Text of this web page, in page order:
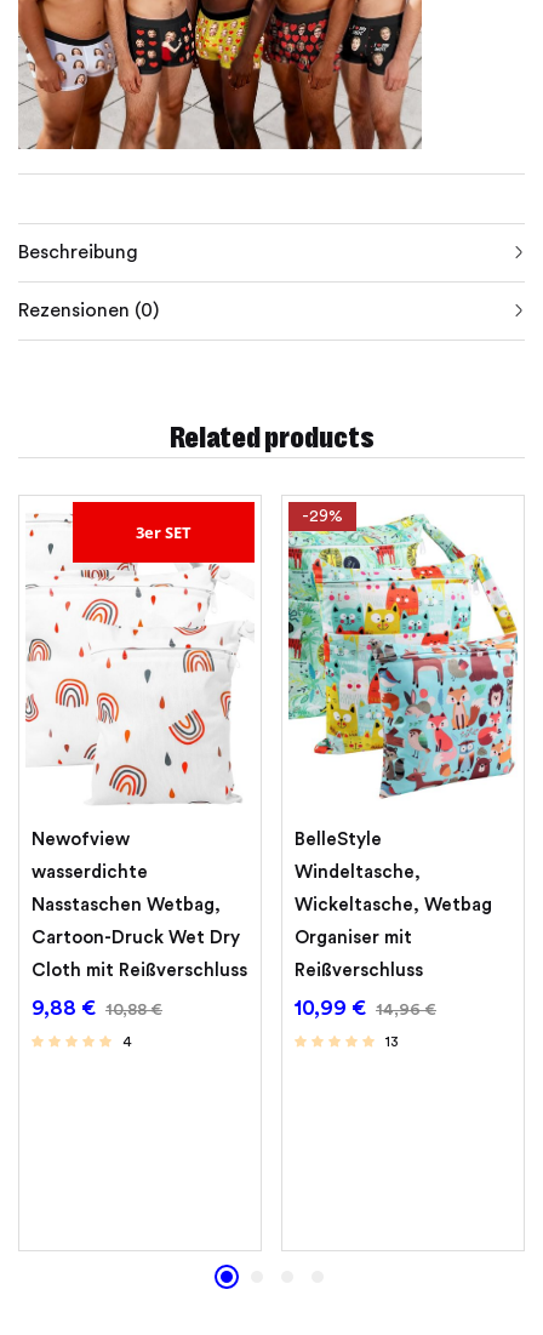
Beschreibung
Rezensionen (0)
Related products
3er SET
Newofview
wasserdichte
Nasstaschen Wetbag,
Cartoon-Druck Wet Dry
Cloth mit Reißverschluss
9,88 € 10,88€
4
-29%
BelleStyle
Windeltasche,
Wickeltasche, Wetbag
Organiser mit
Reißverschluss
10,99 € 14,96€
13